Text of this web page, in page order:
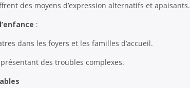
des moyens d’expression alternatifs et apaisants.
:
dans les foyers et les familles d’accueil.
des troubles complexes.